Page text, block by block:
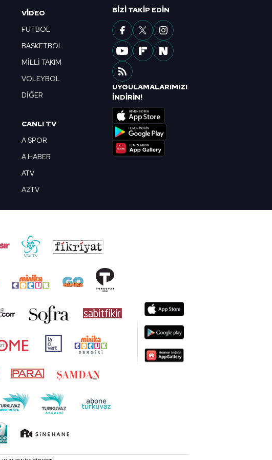
okumak ve sitemizde ilgili
VIDEO
FUTBOL
BASKETBOL
MİLLİ TAKIM
VOLEYBOL
DİĞER
CANLI TV
A SPOR
A HABER
ATV
A2TV
BIZI TAKIP EDIN
UYGULAMALARIMIZI
İNDİRİN!